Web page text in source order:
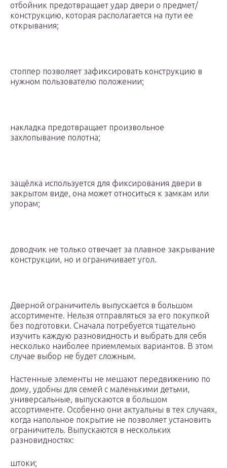
отбойник предотвращает удар двери о предмет/
конструкцию, которая располагается на пути ее
открывания;
стоппер позволяет зафиксировать конструкцию в
нужном пользователю положении;
накладка предотвращает произвольное
захлопывание полотна;
защёлка используется для фиксирования двери в
закрытом виде, она может относиться к замкам или
упорам;
доводчик не только отвечает за плавное закрывание
конструкции, но и ограничивает угол.
Дверной ограничитель выпускается в большом
ассортименте. Нельзя отправляться за его покупкой
без подготовки. Сначала потребуется тщательно
изучить каждую разновидность и выбрать для себя
несколько наиболее приемлемых вариантов. В этом
случае выбор не будет сложным.
Настенные элементы не мешают передвижению по
дому, удобны для семей с маленькими детьми,
универсальные, выпускаются в большом
ассортименте. Особенно они актуальны в тех случаях,
когда напольное покрытие не позволяет установить
ограничитель. Выпускаются в нескольких
разновидностях:
штоки;